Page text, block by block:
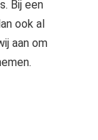
Bij een
ook al
aan om